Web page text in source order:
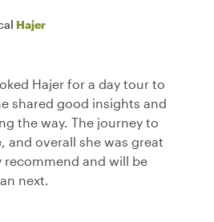
Hajer
Hajer for a day tour to
shared good insights and
the way. The journey to
and overall she was great
and will be
next.